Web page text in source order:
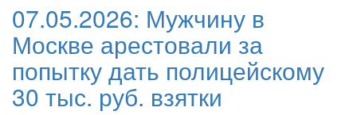
07.05.2026: Мужчину в
Москве арестовали за
попытку дать полицейскому
30 тыс. руб. взятки